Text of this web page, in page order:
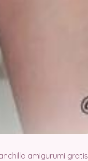
amigurumi gratis